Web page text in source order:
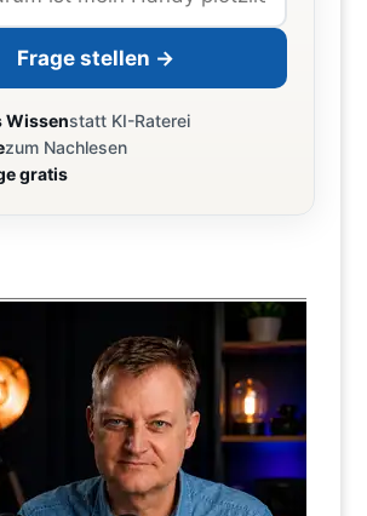
Frage stellen →
Wissenstatt KI-Raterei
zum Nachlesen
gratis